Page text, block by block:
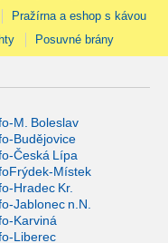
Pražírna a eshop s kávou
Posuvné brány
M. Boleslav
Budějovice
Česká Lípa
Místek
Hradec Kr.
Jablonec n.N.
Karviná
Liberec